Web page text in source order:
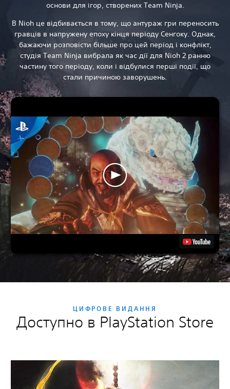
основи для ігор, створених Team Ninja.
В Nioh це відбивається в тому, що антураж гри переносить
гравців в напружену епоху кінця періоду Сенгоку. Однак,
бажаючи розповісти більше про цей період і конфлікт,
студія Team Ninja вибрала як час дії для Nioh 2 ранню
частину того періоду, коли і відбулися перші події, що
стали причиною заворушень.
ЦИФРОВЕ ВИДАННЯ
Доступно в PlayStation Store